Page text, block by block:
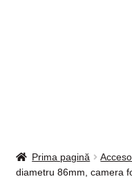
Politica de utilizare
Prima pagină
diametru 86mm, camera